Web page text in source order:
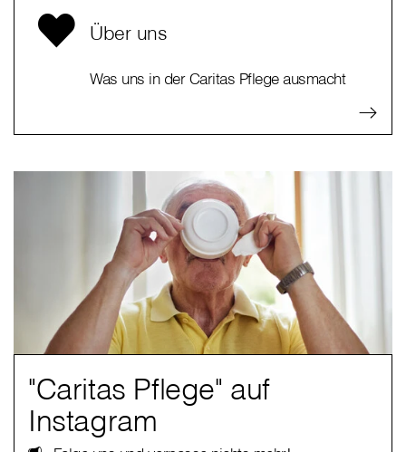
Über uns
Was uns in der Caritas Pflege ausmacht
"Caritas Pflege" auf
Instagram